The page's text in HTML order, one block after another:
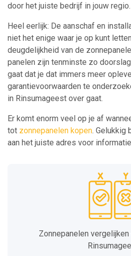
door het juiste bedrijf in jouw regio.
Heel eerlijk: De aanschaf en
niet het enige waar je op kunt
deugdelijkheid van de
panelen zijn tenminste zo
gaat dat je dat immers meer
garantievoorwaarden te
in Rinsumageest over gaat.
Er komt enorm veel op je af
tot zonnepanelen kopen. Gelukkig
aan het juiste adres voor
Zonnepanelen